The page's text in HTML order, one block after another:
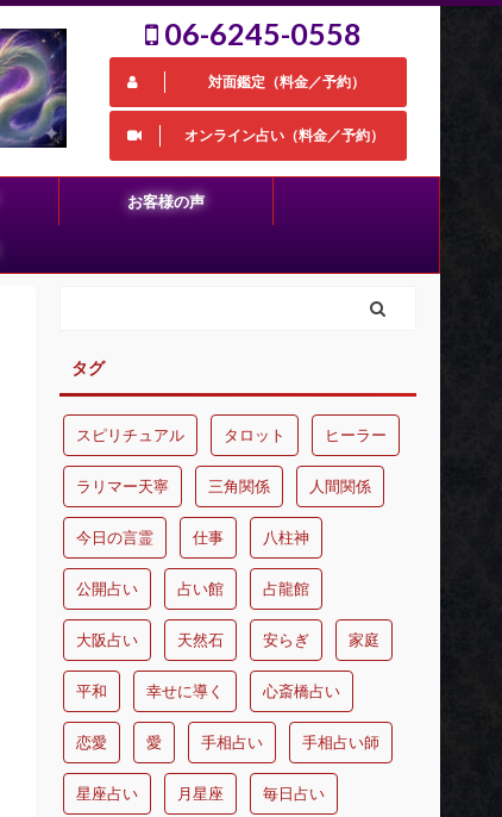
06-6245-0558
対面鑑定（料金／予約）
オンライン占い（料金／予約）
お客様の声
タグ
スピリチュアル タロット ヒーラー
ラリマー天寧 三角関係 人間関係
今日の言霊 仕事 八柱神
公開占い 占い館 占龍館
大阪占い 天然石 安らぎ 家庭
平和 幸せに導く 心斎橋占い
恋愛 愛 手相占い 手相占い師
星座占い 月星座 毎日占い